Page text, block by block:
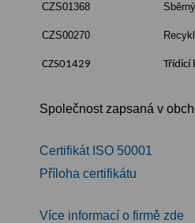
CZS01368
CZS00270
CZS01429 Třídicí
Společnost zapsaná v
Certifikát ISO 50001
Příloha certifikátu
Více informací o firmě zde